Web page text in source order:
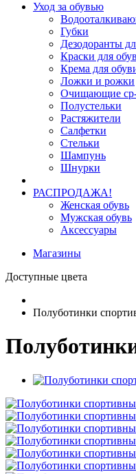
Уход за обувью
Губки
Дезодоранты
Краски для
Крема для
Ложки и рожки
Очищающие
Полустельки
Растяжители
Салфетки
Стельки
Шампунь
Шнурки
РАСПРОДАЖА!
Женская обувь
Мужская обувь
Аксессуары
Магазины
Доступные цвета
Полуботинки